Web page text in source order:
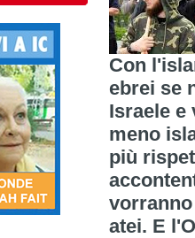
Con
ebrei se
Israele e
meno
più
atei. E